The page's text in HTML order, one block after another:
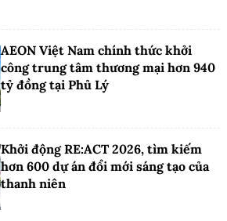
AEON Việt Nam chính thức khởi
công trung tâm thương mại hơn 940
tỷ đồng tại Phủ Lý
Khởi động RE:ACT 2026, tìm kiếm
hơn 600 dự án đổi mới sáng tạo của
thanh niên